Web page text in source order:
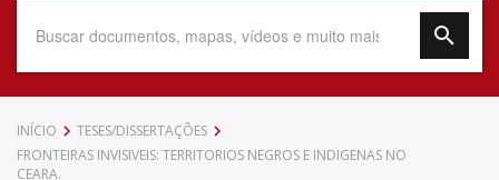
Data do Documento
INÍCIO
TESES/DISSERTAÇÕES
FRONTEIRAS INVISIVEIS: TERRITORIOS NEGROS E INDIGENAS NO
CEARA.